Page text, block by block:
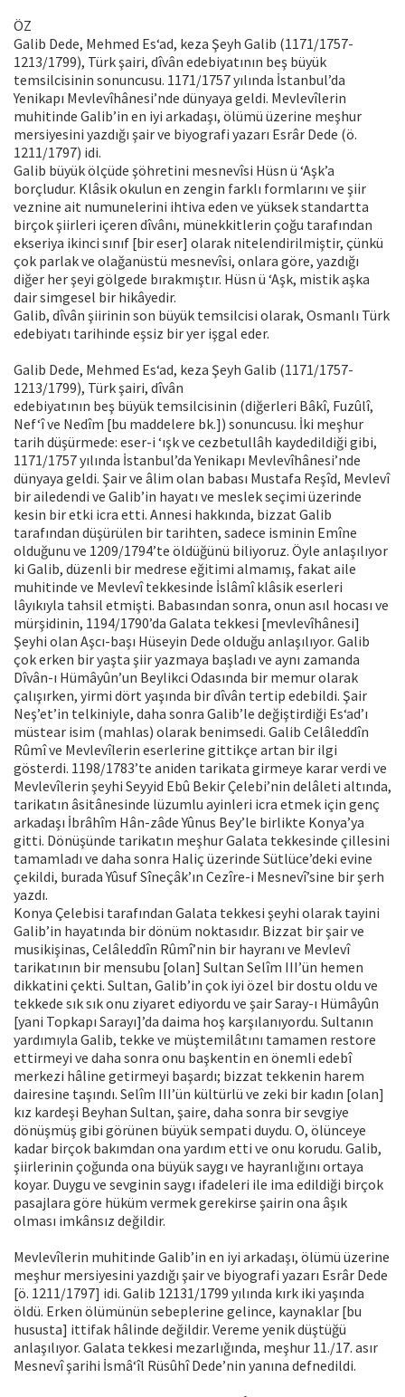
ÖZ
Galib Dede, Mehmed Es‘ad, keza Şeyh Galib (1171/1757-
1213/1799), Türk şairi, dîvân edebiyatının beş büyük
temsilcisinin sonuncusu. 1171/1757 yılında İstanbul’da
Yenikapı Mevlevîhânesi’nde dünyaya geldi. Mevlevîlerin
muhitinde Galib’in en iyi arkadaşı, ölümü üzerine meşhur
mersiyesini yazdığı şair ve biyografi yazarı Esrâr Dede (ö.
1211/1797) idi.
Galib büyük ölçüde şöhretini mesnevîsi Hüsn ü ‘Aşk’a
borçludur. Klâsik okulun en zengin farklı formlarını ve şiir
veznine ait numunelerini ihtiva eden ve yüksek standartta
birçok şiirleri içeren dîvânı, münekkitlerin çoğu tarafından
ekseriya ikinci sınıf [bir eser] olarak nitelendirilmiştir, çünkü
çok parlak ve olağanüstü mesnevîsi, onlara göre, yazdığı
diğer her şeyi gölgede bırakmıştır. Hüsn ü ‘Aşk, mistik aşka
dair simgesel bir hikâyedir.
Galib, dîvân şiirinin son büyük temsilcisi olarak, Osmanlı Türk
edebiyatı tarihinde eşsiz bir yer işgal eder.
Galib Dede, Mehmed Es‘ad, keza Şeyh Galib (1171/1757-
1213/1799), Türk şairi, dîvân
edebiyatının beş büyük temsilcisinin (diğerleri Bâkî, Fuzûlî,
Nef‘î ve Nedîm [bu maddelere bk.]) sonuncusu. İki meşhur
tarih düşürmede: eser-i ‘ışk ve cezbetullâh kaydedildiği gibi,
1171/1757 yılında İstanbul’da Yenikapı Mevlevîhânesi’nde
dünyaya geldi. Şair ve âlim olan babası Mustafa Reşîd, Mevlevî
bir ailedendi ve Galib’in hayatı ve meslek seçimi üzerinde
kesin bir etki icra etti. Annesi hakkında, bizzat Galib
tarafından düşürülen bir tarihten, sadece isminin Emîne
olduğunu ve 1209/1794’te öldüğünü biliyoruz. Öyle anlaşılıyor
ki Galib, düzenli bir medrese eğitimi almamış, fakat aile
muhitinde ve Mevlevî tekkesinde İslâmî klâsik eserleri
lâyıkıyla tahsil etmişti. Babasından sonra, onun asıl hocası ve
mürşidinin, 1194/1790’da Galata tekkesi [mevlevîhânesi]
Şeyhi olan Aşcı-başı Hüseyin Dede olduğu anlaşılıyor. Galib
çok erken bir yaşta şiir yazmaya başladı ve aynı zamanda
Dîvân-ı Hümâyûn’un Beylikci Odasında bir memur olarak
çalışırken, yirmi dört yaşında bir dîvân tertip edebildi. Şair
Neş’et’in telkiniyle, daha sonra Galib’le değiştirdiği Es‘ad’ı
müstear isim (mahlas) olarak benimsedi. Galib Celâleddîn
Rûmî ve Mevlevîlerin eserlerine gittikçe artan bir ilgi
gösterdi. 1198/1783’te aniden tarikata girmeye karar verdi ve
Mevlevîlerin şeyhi Seyyid Ebû Bekir Çelebi’nin delâleti altında,
tarikatın âsitânesinde lüzumlu ayinleri icra etmek için genç
arkadaşı İbrâhîm Hân-zâde Yûnus Bey’le birlikte Konya’ya
gitti. Dönüşünde tarikatın meşhur Galata tekkesinde çillesini
tamamladı ve daha sonra Haliç üzerinde Sütlüce’deki evine
çekildi, burada Yûsuf Sîneçâk’ın Cezîre-i Mesnevî’sine bir şerh
yazdı.
Konya Çelebisi tarafından Galata tekkesi şeyhi olarak tayini
Galib’in hayatında bir dönüm noktasıdır. Bizzat bir şair ve
musikişinas, Celâleddîn Rûmî’nin bir hayranı ve Mevlevî
tarikatının bir mensubu [olan] Sultan Selîm III’ün hemen
dikkatini çekti. Sultan, Galib’in çok iyi özel bir dostu oldu ve
tekkede sık sık onu ziyaret ediyordu ve şair Saray-ı Hümâyûn
[yani Topkapı Sarayı]’da daima hoş karşılanıyordu. Sultanın
yardımıyla Galib, tekke ve müştemilâtını tamamen restore
ettirmeyi ve daha sonra onu başkentin en önemli edebî
merkezi hâline getirmeyi başardı; bizzat tekkenin harem
dairesine taşındı. Selîm III’ün kültürlü ve zeki bir kadın [olan]
kız kardeşi Beyhan Sultan, şaire, daha sonra bir sevgiye
dönüşmüş gibi görünen büyük sempati duydu. O, ölünceye
kadar birçok bakımdan ona yardım etti ve onu korudu. Galib,
şiirlerinin çoğunda ona büyük saygı ve hayranlığını ortaya
koyar. Duygu ve sevginin saygı ifadeleri ile ima edildiği birçok
pasajlara göre hüküm vermek gerekirse şairin ona âşık
olması imkânsız değildir.
Mevlevîlerin muhitinde Galib’in en iyi arkadaşı, ölümü üzerine
meşhur mersiyesini yazdığı şair ve biyografi yazarı Esrâr Dede
[ö. 1211/1797] idi. Galib 12131/1799 yılında kırk iki yaşında
öldü. Erken ölümünün sebeplerine gelince, kaynaklar [bu
hususta] ittifak hâlinde değildir. Vereme yenik düştüğü
anlaşılıyor. Galata tekkesi mezarlığında, meşhur 11./17. asır
Mesnevî şarihi İsmâ‘îl Rüsûhî Dede’nin yanına defnedildi.